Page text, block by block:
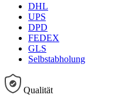
DHL
UPS
DPD
FEDEX
GLS
Selbstabholung
Qualität